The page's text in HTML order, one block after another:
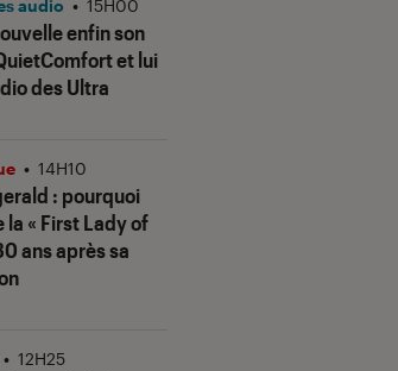
enfin son
et lui
des Ultra
audio • 15H00
: pourquoi
la « First Lady of
ans après sa
• 14H10
• 12H25